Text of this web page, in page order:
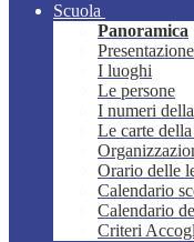
Scuola
Panoramica
Presentazione
I luoghi
Le persone
I numeri
Le carte
Orario delle
Calendario
Calendario
Criteri